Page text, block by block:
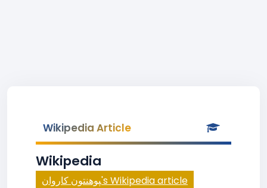
Wikipedia Article
Wikipedia
‍پوهنتون کاروان's Wikipedia article